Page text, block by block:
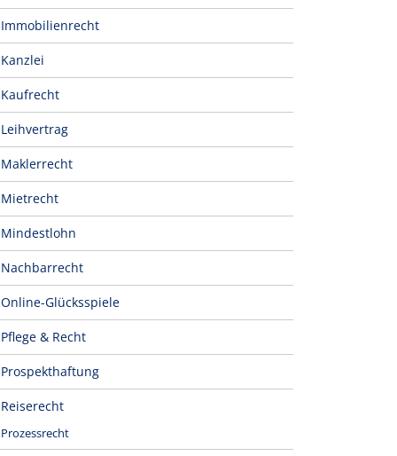
Immobilienrecht
Kanzlei
Kaufrecht
Leihvertrag
Maklerrecht
Mietrecht
Mindestlohn
Nachbarrecht
Online-Glücksspiele
Pflege & Recht
Prospekthaftung
Reiserecht
Prozessrecht